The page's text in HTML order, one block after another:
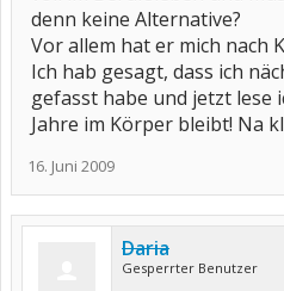
denn keine Alternative?
Vor allem hat er mich nach
Ich hab gesagt, dass ich
gefasst habe und jetzt lese
Jahre im Körper bleibt! Na
16. Juni 2009
Daria
Gesperrter Benutzer